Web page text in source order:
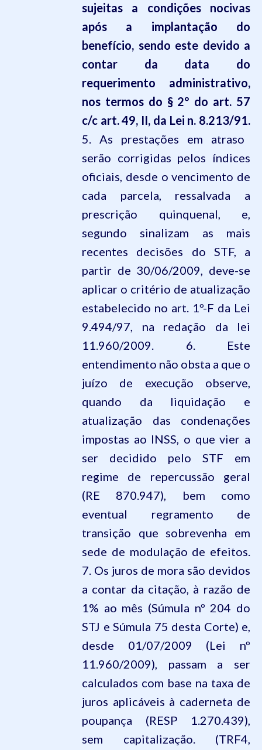
sujeitas a condições nocivas
após a implantação do
benefício, sendo este devido a
contar da data do
requerimento administrativo,
nos termos do § 2º do art. 57
c/c art. 49, II, da Lei n. 8.213/91.
5. As prestações em atraso
serão corrigidas pelos índices
oficiais, desde o vencimento de
cada parcela, ressalvada a
prescrição quinquenal, e,
segundo sinalizam as mais
recentes decisões do STF, a
partir de 30/06/2009, deve-se
aplicar o critério de atualização
estabelecido no art. 1º-F da Lei
9.494/97, na redação da lei
11.960/2009. 6. Este
entendimento não obsta a que o
juízo de execução observe,
quando da liquidação e
atualização das condenações
impostas ao INSS, o que vier a
ser decidido pelo STF em
regime de repercussão geral
(RE 870.947), bem como
eventual regramento de
transição que sobrevenha em
sede de modulação de efeitos.
7. Os juros de mora são devidos
a contar da citação, à razão de
1% ao mês (Súmula nº 204 do
STJ e Súmula 75 desta Corte) e,
desde 01/07/2009 (Lei nº
11.960/2009), passam a ser
calculados com base na taxa de
juros aplicáveis à caderneta de
poupança (RESP 1.270.439),
sem capitalização. (TRF4,